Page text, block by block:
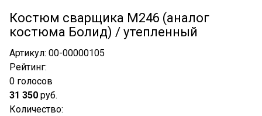
Костюм сварщика М246 (аналог
костюма Болид) / утепленный
Артикул: 00-00000105
Рейтинг:
0 голосов
31 350 руб.
Количество: